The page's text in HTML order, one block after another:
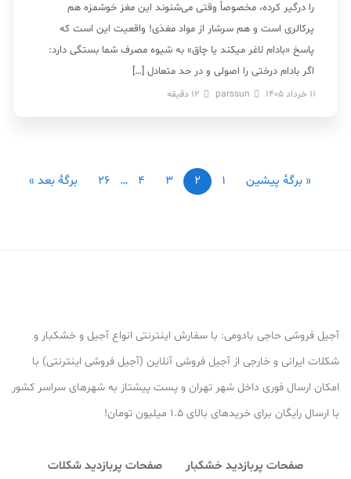
را درگیر کرده، مخصوصاً وقتی می‌شنوند این مغز خوشمزه هم
پرکالری است و هم سرشار از مواد مغذی! واقعیت این است که
پاسخ «بادام لاغر میکند یا چاق» به شیوه مصرف شما بستگی دارد:
اگر بادام درختی را اصولی و در حد متعادل […]
11 خرداد 1405 parssun
12 دقیقه
« برگه‌ٔ پیشین 1
2
3
4
…
26 برگهٔ بعد »
آجیل فروشی حاجی بادومی: با سفارش اینترنتی انواع آجیل و خشکبار و
شکلات ایرانی و خارجی از آجیل فروشی آنلاین (آجیل فروشی اینترنتی) با
امکان ارسال فوری داخل شهر تهران و پست پیشتاز به شهرهای سراسر کشور
با ارسال رایگان برای خریدهای بالای 1.5 میلیون تومان!
صفحات پربازدید خشکبار صفحات پربازدید شکلات